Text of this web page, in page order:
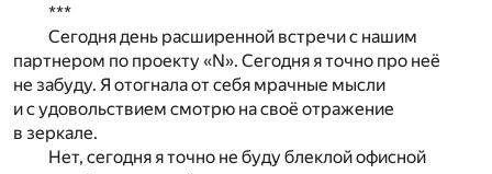
***
Сегодня день расширенной встречи с нашим
партнером по проекту «N». Сегодня я точно про неё
не забуду. Я отогнала от себя мрачные мысли
и с удовольствием смотрю на своё отражение
в зеркале.
Нет, сегодня я точно не буду блеклой офисной